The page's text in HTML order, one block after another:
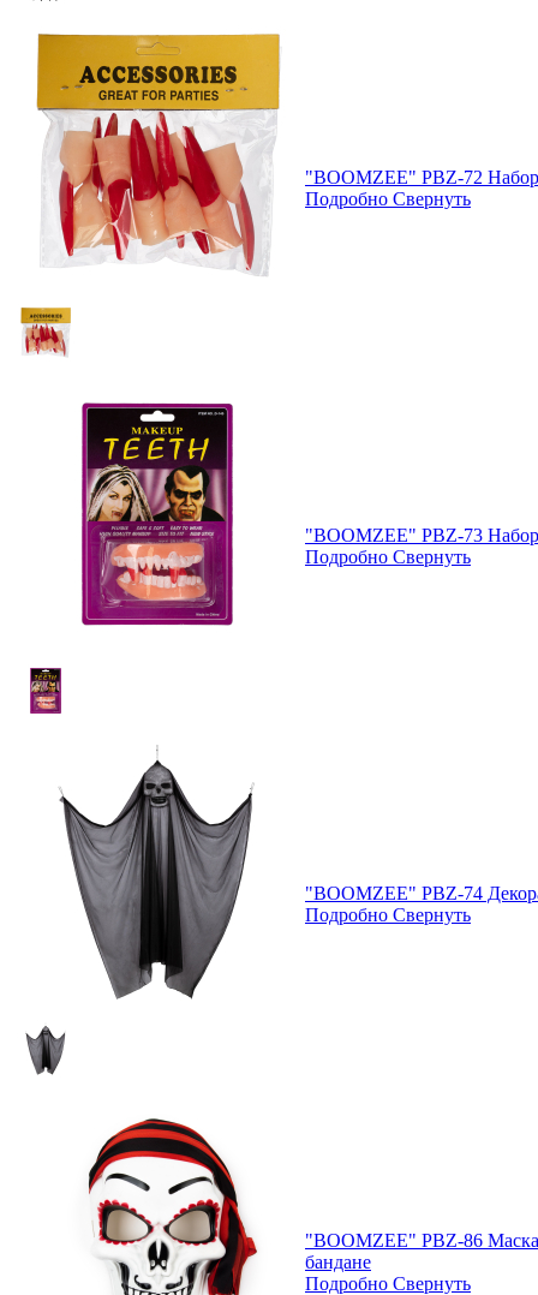
"BOOMZEE" PBZ-72
Подробно Свернуть
"BOOMZEE" PBZ-73
Подробно Свернуть
"BOOMZEE" PBZ-74
Подробно Свернуть
"BOOMZEE" PBZ-86 Маска
бандане
Подробно Свернуть